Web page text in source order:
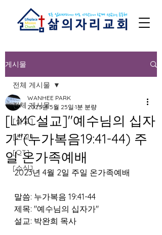
게시물
전체 게시물
[설교]
[선교]
[QT]
[소식]
전체 게시물
[LMC설교]"예수님의 십자
가"(누가복음19:41-44) 주
일 온가족예배
WANHEE PARK
2023년 5월 25일 1분 분량
2023년 4월 2일 주일 온가족예배
말씀: 누가복음 19:41-44
제목: "예수님의 십자가"
설교: 박완희 목사